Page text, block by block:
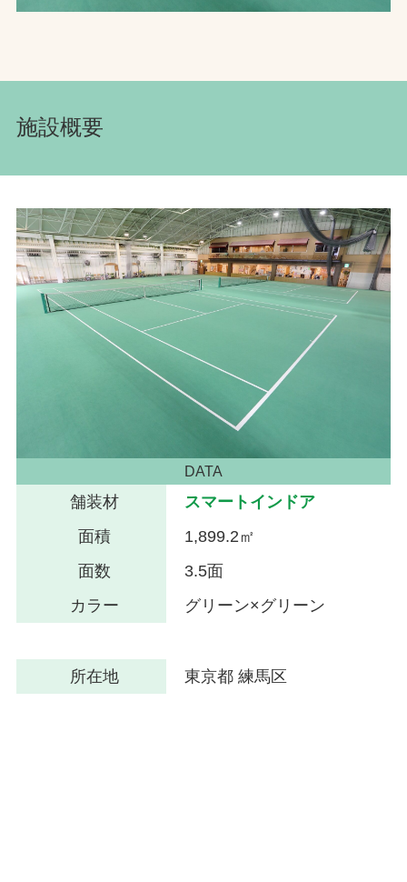
施設概要
DATA
舗装材
スマートインドア
面積
1,899.2㎡
面数
3.5面
カラー
グリーン×グリーン
所在地 東京都 練馬区